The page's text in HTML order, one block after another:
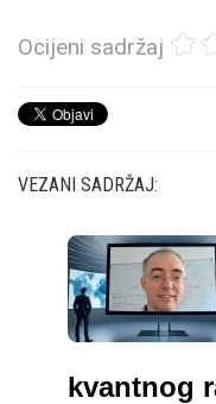
Ocijeni sadržaj
VEZANI SADRŽAJ:
kvantnog